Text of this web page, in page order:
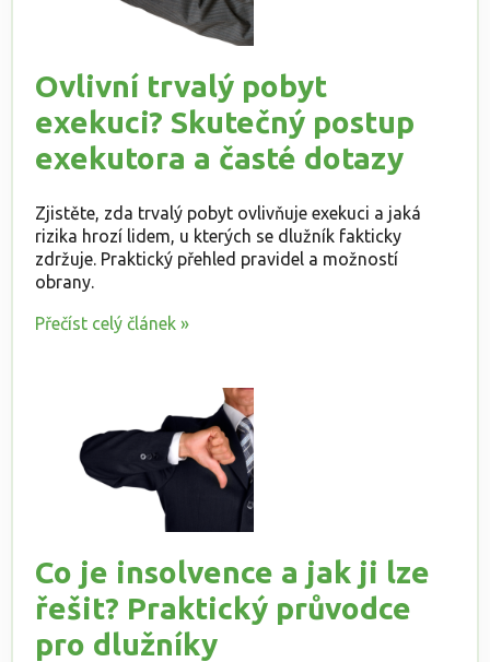
Ovlivní trvalý pobyt
exekuci? Skutečný postup
exekutora a časté dotazy
Zjistěte, zda trvalý pobyt ovlivňuje exekuci a jaká
rizika hrozí lidem, u kterých se dlužník fakticky
zdržuje. Praktický přehled pravidel a možností
obrany.
Přečíst celý článek »
Co je insolvence a jak ji lze
řešit? Praktický průvodce
pro dlužníky